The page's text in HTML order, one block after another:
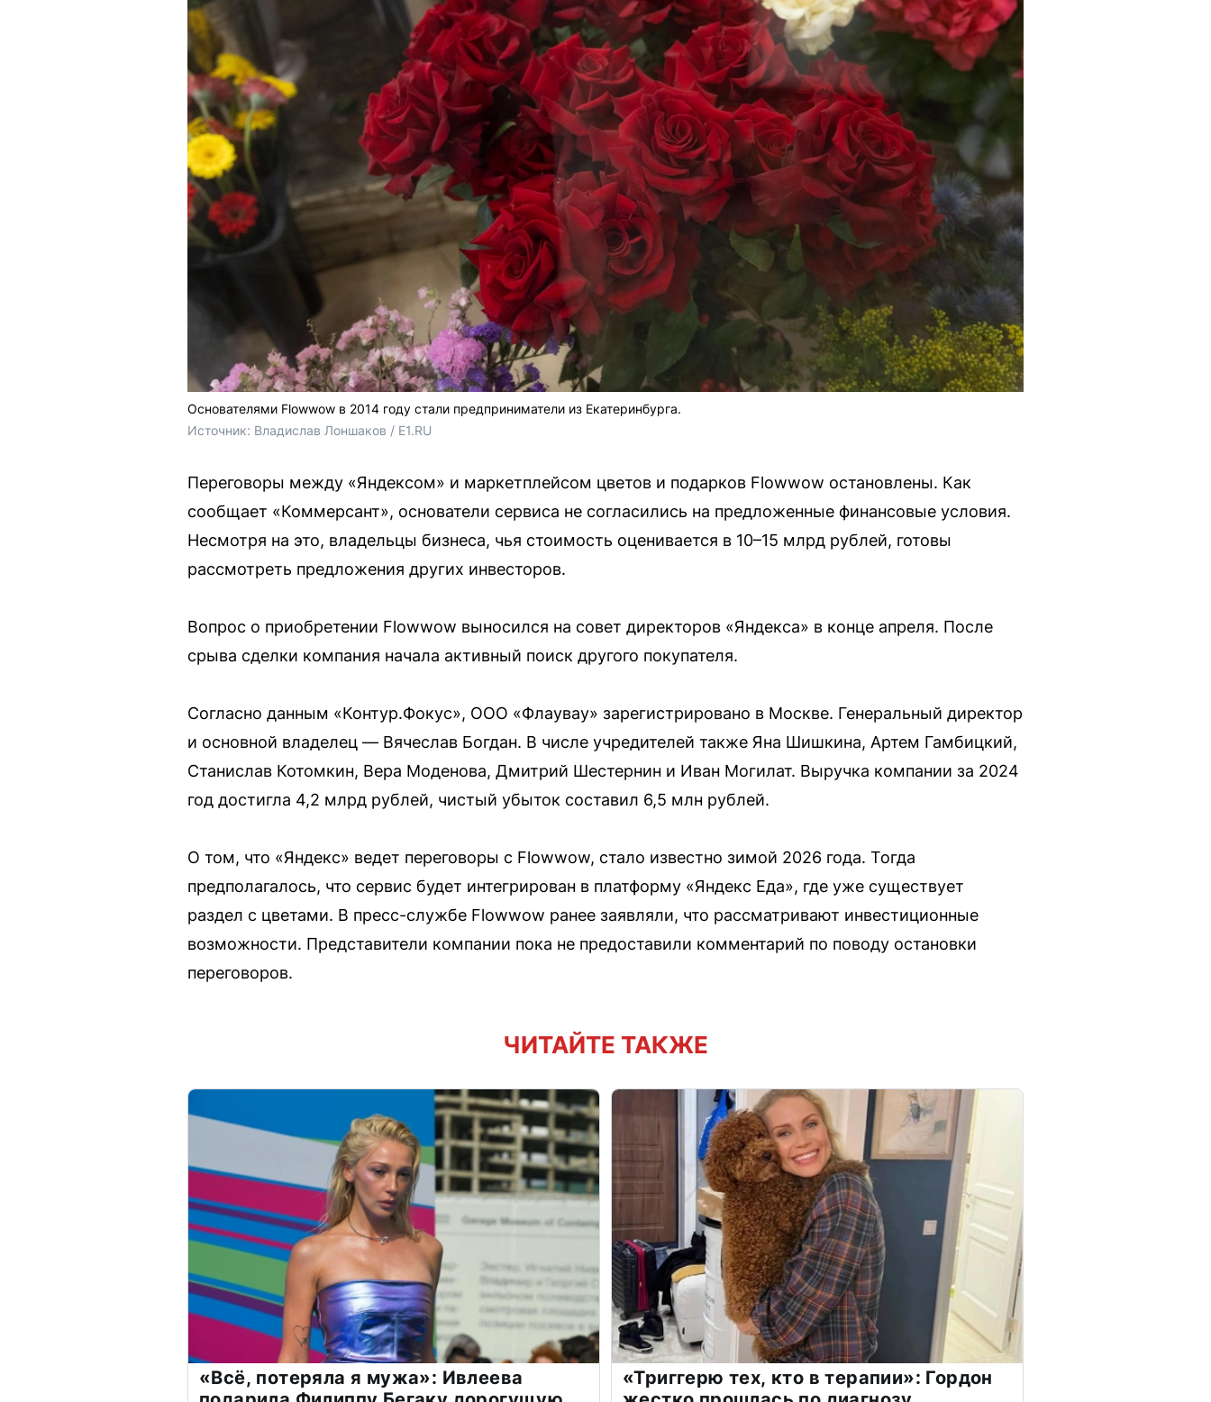
Основателями Flowwow в 2014 году стали предприниматели из Екатеринбурга.
Источник: Владислав Лоншаков / E1.RU
Переговоры между «Яндексом» и маркетплейсом цветов и подарков Flowwow остановлены. Как
сообщает «Коммерсант», основатели сервиса не согласились на предложенные финансовые условия.
Несмотря на это, владельцы бизнеса, чья стоимость оценивается в 10–15 млрд рублей, готовы
рассмотреть предложения других инвесторов.
Вопрос о приобретении Flowwow выносился на совет директоров «Яндекса» в конце апреля. После
срыва сделки компания начала активный поиск другого покупателя.
Согласно данным «Контур.Фокус», ООО «Флаувау» зарегистрировано в Москве. Генеральный директор
и основной владелец — Вячеслав Богдан. В числе учредителей также Яна Шишкина, Артем Гамбицкий,
Станислав Котомкин, Вера Моденова, Дмитрий Шестернин и Иван Могилат. Выручка компании за 2024
год достигла 4,2 млрд рублей, чистый убыток составил 6,5 млн рублей.
О том, что «Яндекс» ведет переговоры с Flowwow, стало известно зимой 2026 года. Тогда
предполагалось, что сервис будет интегрирован в платформу «Яндекс Еда», где уже существует
раздел с цветами. В пресс-службе Flowwow ранее заявляли, что рассматривают инвестиционные
возможности. Представители компании пока не предоставили комментарий по поводу остановки
переговоров.
ЧИТАЙТЕ ТАКЖЕ
«Всё, потеряла я мужа»: Ивлеева
«Триггерю тех, кто в терапии»: Гордон